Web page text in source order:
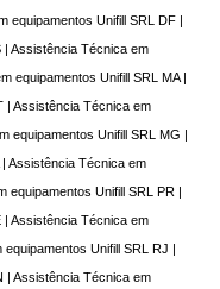
equipamentos Unifill SRL DF |
| Assistência Técnica em
equipamentos Unifill SRL MA |
| Assistência Técnica em
equipamentos Unifill SRL MG |
Assistência Técnica em
equipamentos Unifill SRL PR |
| Assistência Técnica em
Unifill SRL RJ |
| Assistência Técnica em